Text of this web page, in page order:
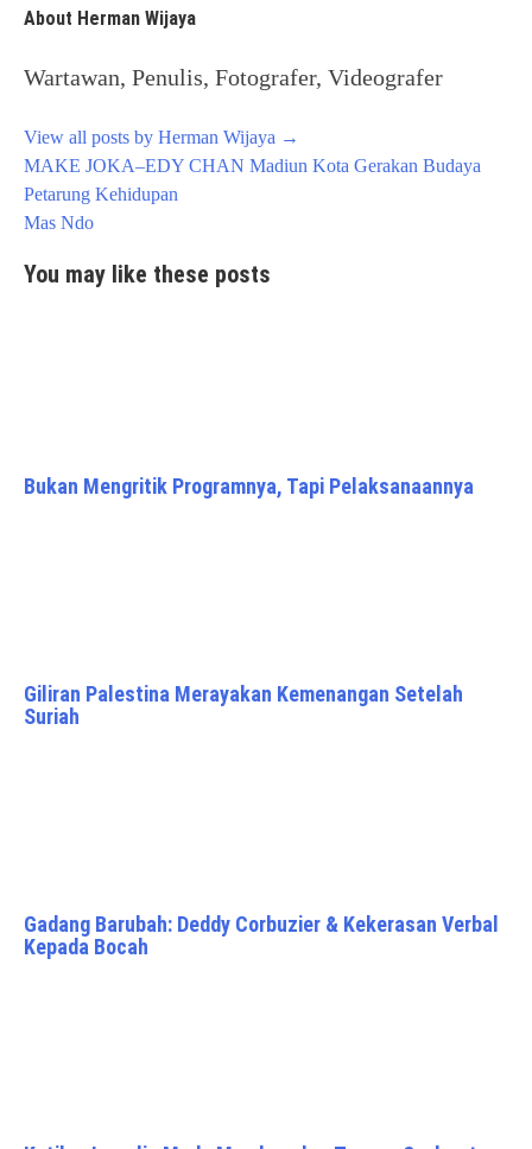
About Herman Wijaya
Wartawan, Penulis, Fotografer, Videografer
View all posts by Herman Wijaya →
Post
navigation
MAKE JOKA–EDY CHAN Madiun Kota Gerakan Budaya
Petarung Kehidupan
Mas Ndo
You may like these posts
Bukan Mengritik Programnya, Tapi Pelaksanaannya
Giliran Palestina Merayakan Kemenangan Setelah
Suriah
Gadang Barubah: Deddy Corbuzier & Kekerasan Verbal
Kepada Bocah